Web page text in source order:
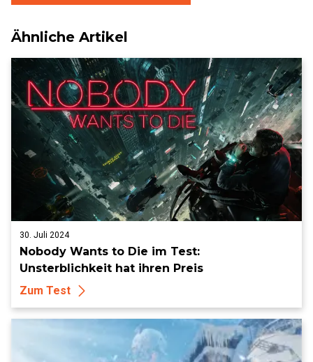
Ähnliche Artikel
30. Juli 2024
Nobody Wants to Die im Test:
Unsterblichkeit hat ihren Preis
Zum Test